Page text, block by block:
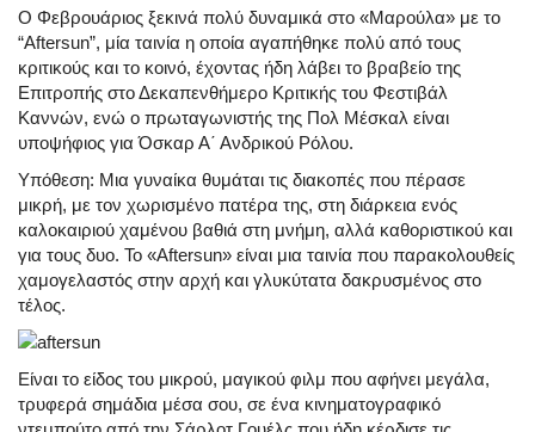
Ο Φεβρουάριος ξεκινά πολύ δυναμικά στο «Μαρούλα» με το
“Aftersun”, μία ταινία η οποία αγαπήθηκε πολύ από τους
κριτικούς και το κοινό, έχοντας ήδη λάβει το βραβείο της
Επιτροπής στο Δεκαπενθήμερο Κριτικής του Φεστιβάλ
Καννών, ενώ ο πρωταγωνιστής της Πολ Μέσκαλ είναι
υποψήφιος για Όσκαρ Α΄ Ανδρικού Ρόλου.
Υπόθεση: Μια γυναίκα θυμάται τις διακοπές που πέρασε
μικρή, με τον χωρισμένο πατέρα της, στη διάρκεια ενός
καλοκαιριού χαμένου βαθιά στη μνήμη, αλλά καθοριστικού και
για τους δυο. Το «Aftersun» είναι μια ταινία που παρακολουθείς
χαμογελαστός στην αρχή και γλυκύτατα δακρυσμένος στο
τέλος.
Είναι το είδος του μικρού, μαγικού φιλμ που αφήνει μεγάλα,
τρυφερά σημάδια μέσα σου, σε ένα κινηματογραφικό